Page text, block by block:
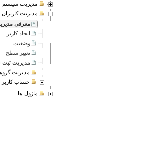
مدیریت سیستم
مدیریت کاربران
معرفی
ایجاد کاربر
وضعیت
تغییر سطح
مدیریت ثبت
مدیریت
حساب کاربر
ماژول ها